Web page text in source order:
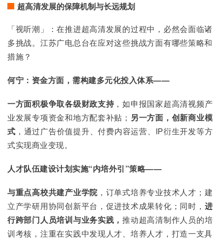
超高清发展的保障机制与长远规划
「视听潮」：在推进超高清发展的过程中，必然会面临诸
多挑战。江苏广电总台在应对这些挑战方面有哪些策略和
措施？
何宁：资金方面，需构建多元化投入体系——
一方面积极争取各级财政支持，如申报国家超高清视频产
业发展专项资金和地方配套补贴； 另一方面，创新商业模
式 ，通过广告价值提升、付费内容运营、IP衍生开发等方
式实现商业变现。
人才队伍建设计划实施“内培外引”策略——
与重点高校共建产业学院 ，订单式培养专业技术人才；建
立产学研用协同创新平台，促进技术成果转化；同时， 进
行跨部门人员培训与业务实践，推动超高清制作人员的培
训考核，注重在实践中发现人才、培养人才，打造一支具